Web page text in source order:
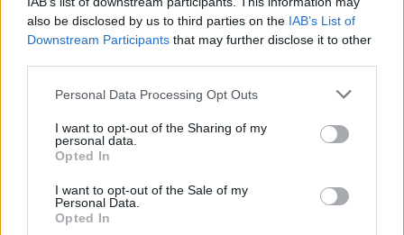
also be disclosed by us to third parties on the IAB’s List of
Downstream Participants that may further disclose it to other
Personal Data Processing Opt Outs
I want to opt-out of the Sharing of my
personal data.
Opted In
I want to opt-out of the Sale of my
Personal Data.
Opted In
7. Ποια είναι τα μέτρα που θα λάβετε για να διασφαλίσετε τη
νομιμότητα και το κύρος των προστίμων που θα επιβάλλονται,
τουλάχιστον από άποψη νομικής βάσης, ώστε να αποφευχθεί
η τυχόν δικαστική ακύρωση των πράξεων επιβολής
8. Τι θα κάνετε με τις δικαστικές αποφάσεις και τα πρόστιμα
Υπάρχει σχέδιο για την άσκηση των κατάλληλων δικονομικών
και δικαστικών ενεργειών από πλευράς του Ελληνικού